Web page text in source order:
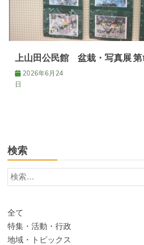
上山田公民館 盆栽・写真展 第
2026年6月24
日
検索
検
索:
全て
特集・活動・行政
地域・トピックス